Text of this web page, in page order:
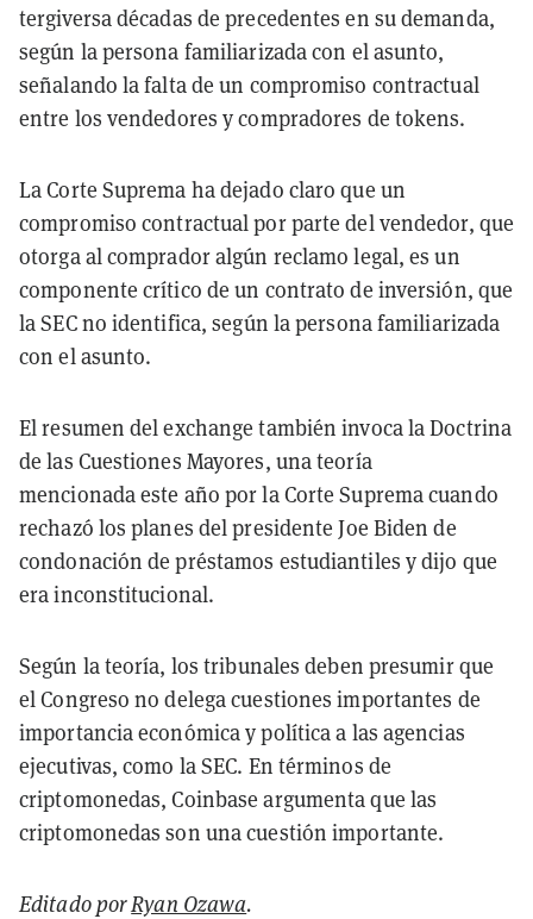
tergiversa décadas de precedentes en su demanda,
según la persona familiarizada con el asunto,
señalando la falta de un compromiso contractual
entre los vendedores y compradores de tokens.
La Corte Suprema ha dejado claro que un
compromiso contractual por parte del vendedor, que
otorga al comprador algún reclamo legal, es un
componente crítico de un contrato de inversión, que
la SEC no identifica, según la persona familiarizada
con el asunto.
El resumen del exchange también invoca la Doctrina
de las Cuestiones Mayores, una teoría
mencionadaeste año por la Corte Suprema cuando
rechazó los planes del presidente Joe Biden de
condonación de préstamos estudiantiles y dijo que
era inconstitucional.
Según la teoría, los tribunales deben presumir que
el Congreso no delega cuestiones importantes de
importancia económica y política a las agencias
ejecutivas, como la SEC. En términos de
criptomonedas, Coinbase argumenta que las
criptomonedas son una cuestión importante.
Editado porRyan Ozawa.